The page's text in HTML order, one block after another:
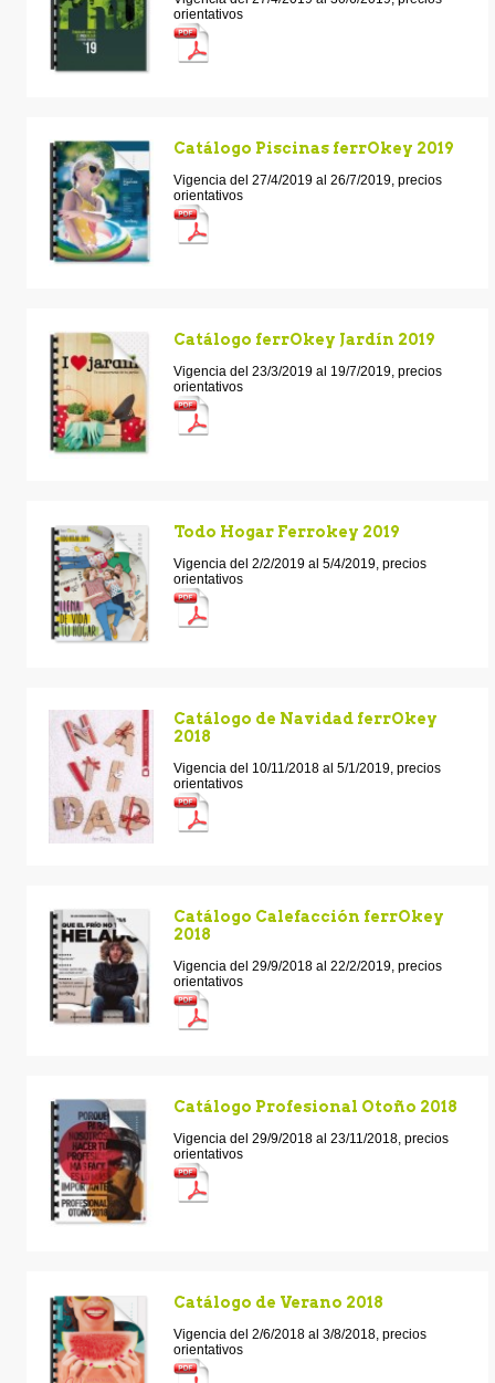
orientativos
Catálogo Piscinas ferrOkey 2019
Vigencia del 27/4/2019 al 26/7/2019, precios
orientativos
Catálogo ferrOkey Jardín 2019
Vigencia del 23/3/2019 al 19/7/2019, precios
orientativos
Todo Hogar Ferrokey 2019
Vigencia del 2/2/2019 al 5/4/2019, precios
orientativos
Catálogo de Navidad ferrOkey
2018
Vigencia del 10/11/2018 al 5/1/2019, precios
orientativos
Catálogo Calefacción ferrOkey
2018
Vigencia del 29/9/2018 al 22/2/2019, precios
orientativos
Catálogo Profesional Otoño 2018
Vigencia del 29/9/2018 al 23/11/2018, precios
orientativos
Catálogo de Verano 2018
Vigencia del 2/6/2018 al 3/8/2018, precios
orientativos